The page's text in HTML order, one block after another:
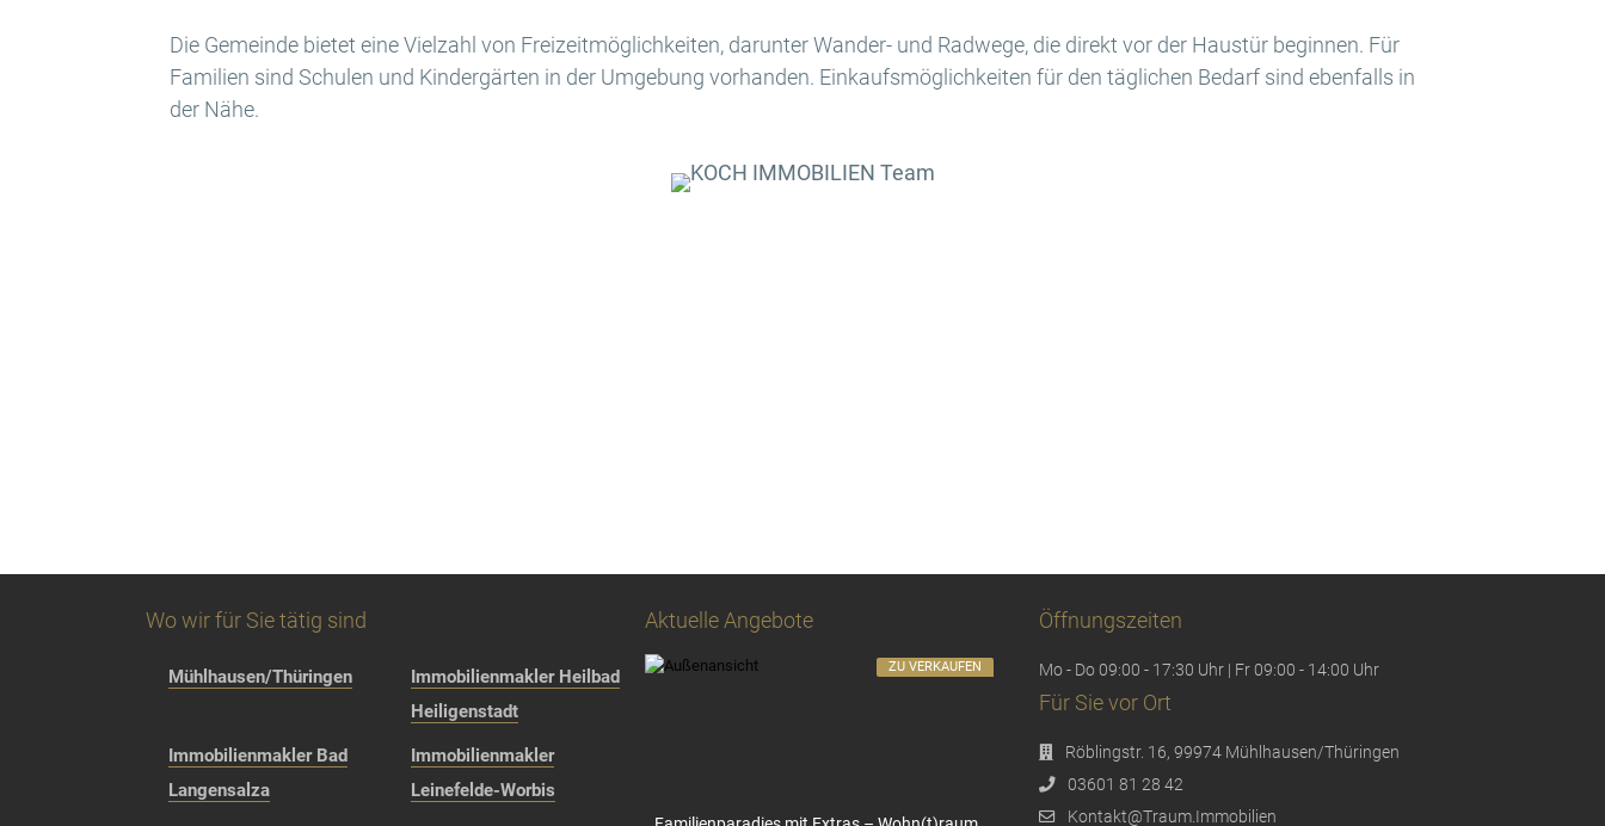
Die Gemeinde bietet eine Vielzahl von Freizeitmöglichkeiten, darunter Wander- und Radwege, die direkt vor der Haustür beginnen. Für
Familien sind Schulen und Kindergärten in der Umgebung vorhanden. Einkaufsmöglichkeiten für den täglichen Bedarf sind ebenfalls in
der Nähe.
Wo wir für Sie tätig sind
Mühlhausen/Thüringen
Immobilienmakler Heilbad
Heiligenstadt
Immobilienmakler Bad
Langensalza
Immobilienmakler
Leinefelde-Worbis
Aktuelle Angebote
ZU VERKAUFEN
Öffnungszeiten
Mo - Do 09:00 - 17:30 Uhr | Fr 09:00 - 14:00 Uhr
Für Sie vor Ort
Röblingstr. 16, 99974 Mühlhausen/Thüringen
03601 81 28 42
Kontakt@Traum.Immobilien